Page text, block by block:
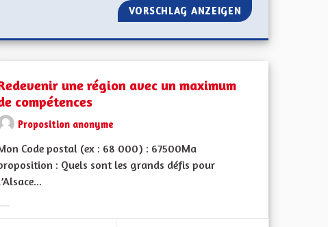
NOMBRE DE MANDATS VORSCHLAG ANZEIGEN PARLEMENT
une région avec un maximum
compétences
Proposition anonyme
Code postal (ex : 68 000) : 67500Ma
: Quels sont les grands défis pour